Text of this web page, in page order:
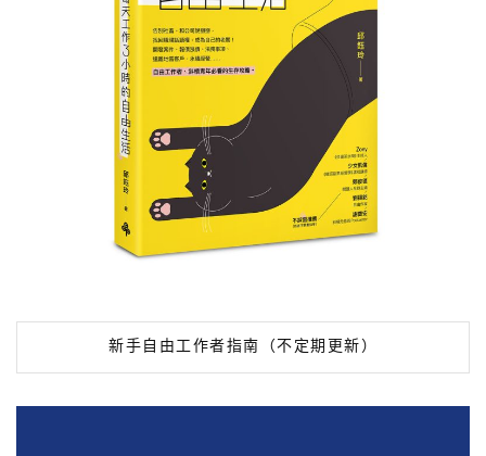
新手自由工作者指南（不定期更新）